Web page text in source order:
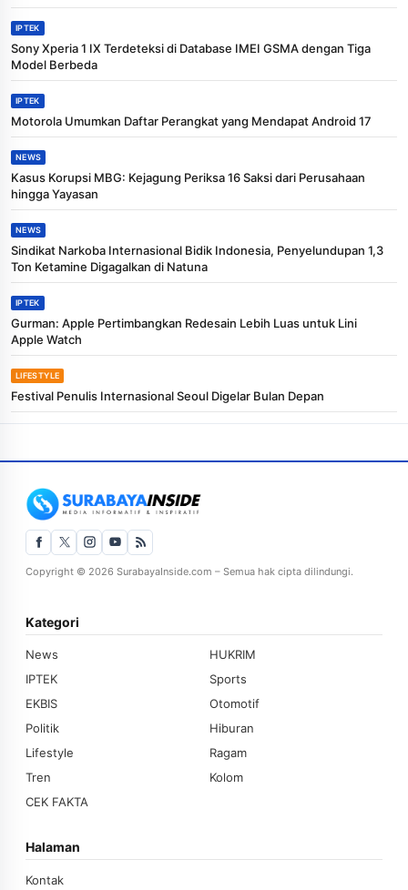
IPTEK
Sony Xperia 1 IX Terdeteksi di Database IMEI GSMA dengan Tiga
Model Berbeda
IPTEK
Motorola Umumkan Daftar Perangkat yang Mendapat Android 17
NEWS
Kasus Korupsi MBG: Kejagung Periksa 16 Saksi dari Perusahaan
hingga Yayasan
NEWS
Sindikat Narkoba Internasional Bidik Indonesia, Penyelundupan 1,3
Ton Ketamine Digagalkan di Natuna
IPTEK
Gurman: Apple Pertimbangkan Redesain Lebih Luas untuk Lini
Apple Watch
LIFESTYLE
Festival Penulis Internasional Seoul Digelar Bulan Depan
Copyright © 2026 SurabayaInside.com – Semua hak cipta dilindungi.
Kategori
News
HUKRIM
IPTEK
Sports
EKBIS
Otomotif
Politik
Hiburan
Lifestyle
Ragam
Tren
Kolom
CEK FAKTA
Halaman
Kontak